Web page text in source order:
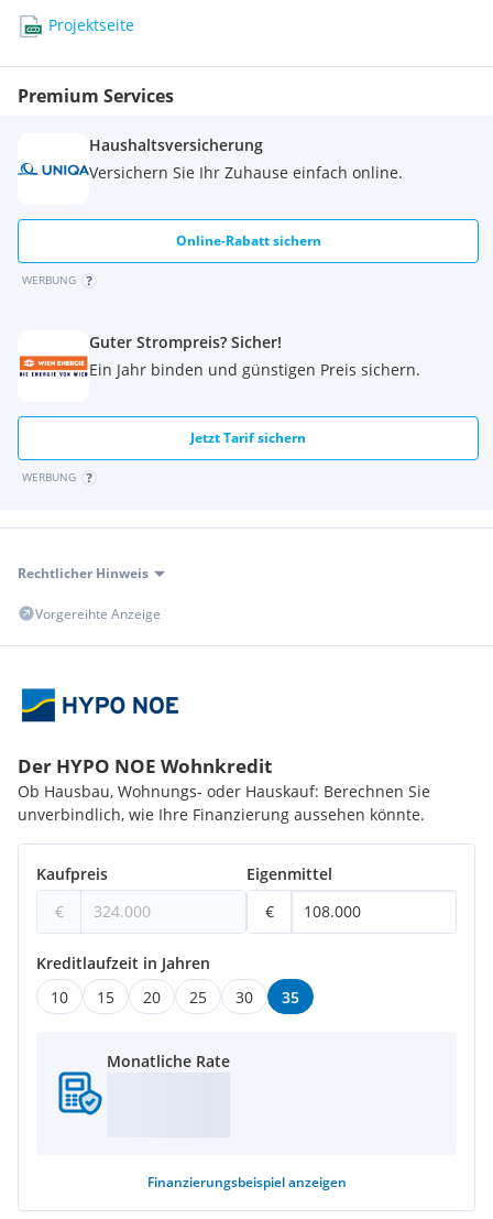
Bank <250m
Projektseite
Premium Services
Haushaltsversicherung
Versichern Sie Ihr Zuhause einfach online.
Online-Rabatt sichern
WERBUNG
Guter Strompreis? Sicher!
Ein Jahr binden und günstigen Preis sichern.
Jetzt Tarif sichern
WERBUNG
Rechtlicher Hinweis
Vorgereihte Anzeige
Der HYPO NOE Wohnkredit
Ob Hausbau, Wohnungs- oder Hauskauf: Berechnen Sie
unverbindlich, wie Ihre Finanzierung aussehen könnte.
Kaufpreis
€
Eigenmittel
€
Kreditlaufzeit in Jahren
10
15 20 25 30 35
Monatliche Rate
Finanzierungsbeispiel anzeigen